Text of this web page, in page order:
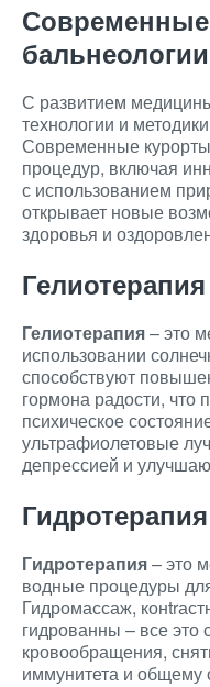
Современные
бальнеологии
С развитием
технологии и
Современные
процедур, включая
с использованием
открывает новые
здоровья и
Гелиотерапия
Гелиотерапия– это
использовании
способствуют
гормона радости, что
психическое
ультрафиолетовые
депрессией и
Гидротерапия
Гидротерапия– это
водные процедуры
Гидромассаж,
гидрованны – все это
кровообращения,
иммунитета и общему